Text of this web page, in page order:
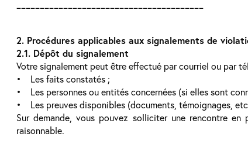
2. Procédures applicables aux signalements de
2.1. Dépôt du signalement
Votre signalement peut être effectué par courriel ou par
• Les faits constatés ;
• Les personnes ou entités concernées (si elles sont
• Les preuves disponibles (documents, témoignages,
Sur demande, vous pouvez solliciter une rencontre
raisonnable.